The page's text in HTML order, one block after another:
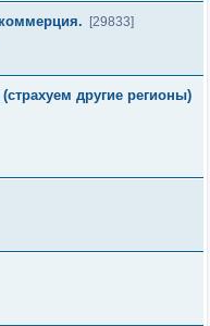
[29833]
другие регионы)